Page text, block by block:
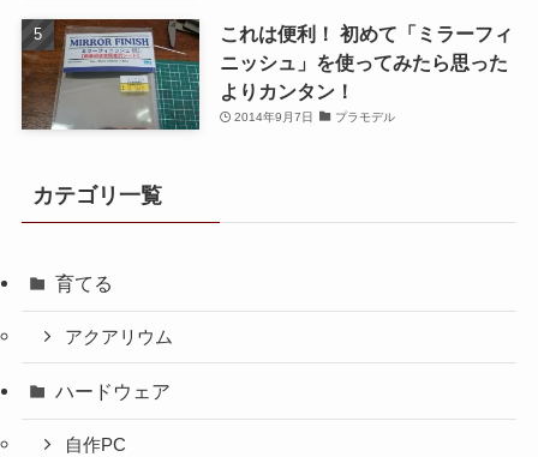
これは便利！ 初めて「ミラーフィ
ニッシュ」を使ってみたら思った
よりカンタン！
2014年9月7日 プラモデル
カテゴリ一覧
育てる
アクアリウム
ハードウェア
自作PC